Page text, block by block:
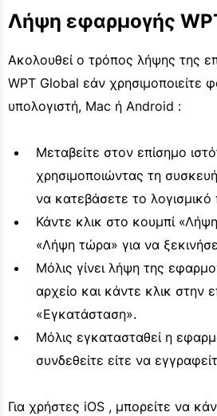
Λήψη εφαρμογής
Ακολουθεί ο τρόπος λήψης της
WPT Global εάν χρησιμοποιείτε
υπολογιστή, Mac ή Android :
Μεταβείτε στον επίσημο
χρησιμοποιώντας τη
να κατεβάσετε το
Κάντε κλικ στο κουμπί
«Λήψη τώρα» για να
Μόλις γίνει λήψη της
αρχείο και κάντε κλικ στην
«Εγκατάσταση».
Μόλις εγκατασταθεί η
συνδεθείτε είτε να
Για χρήστες iOS , μπορείτε να